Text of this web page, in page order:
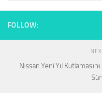
FOLLOW:
Nissan Yeni Yıl